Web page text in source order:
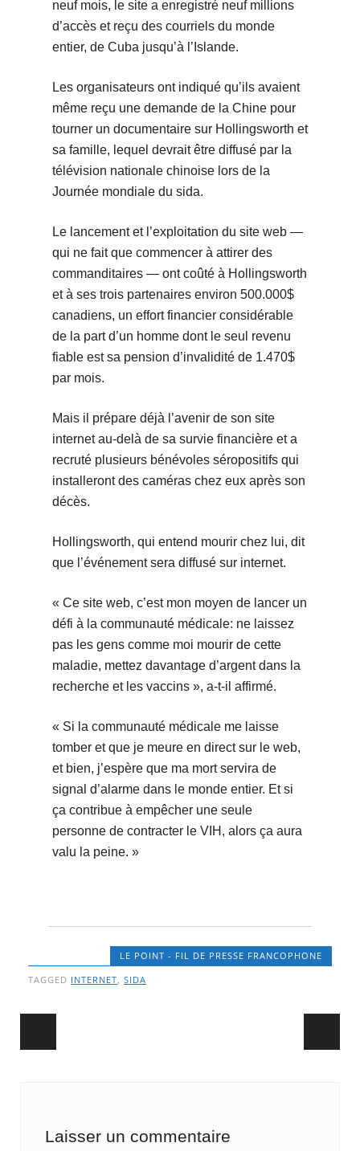
neuf mois, le site a enregistré neuf millions
d’accès et reçu des courriels du monde
entier, de Cuba jusqu’à l’Islande.
Les organisateurs ont indiqué qu’ils avaient
même reçu une demande de la Chine pour
tourner un documentaire sur Hollingsworth et
sa famille, lequel devrait être diffusé par la
télévision nationale chinoise lors de la
Journée mondiale du sida.
Le lancement et l’exploitation du site web —
qui ne fait que commencer à attirer des
commanditaires — ont coûté à Hollingsworth
et à ses trois partenaires environ 500.000$
canadiens, un effort financier considérable
de la part d’un homme dont le seul revenu
fiable est sa pension d’invalidité de 1.470$
par mois.
Mais il prépare déjà l’avenir de son site
internet au-delà de sa survie financière et a
recruté plusieurs bénévoles séropositifs qui
installeront des caméras chez eux après son
décès.
Hollingsworth, qui entend mourir chez lui, dit
que l’événement sera diffusé sur internet.
« Ce site web, c’est mon moyen de lancer un
défi à la communauté médicale: ne laissez
pas les gens comme moi mourir de cette
maladie, mettez davantage d’argent dans la
recherche et les vaccins », a-t-il affirmé.
« Si la communauté médicale me laisse
tomber et que je meure en direct sur le web,
et bien, j’espère que ma mort servira de
signal d’alarme dans le monde entier. Et si
ça contribue à empêcher une seule
personne de contracter le VIH, alors ça aura
valu la peine. »
LE POINT - FIL DE PRESSE FRANCOPHONE
TAGGED INTERNET,SIDA
Post navigation
Laisser un commentaire